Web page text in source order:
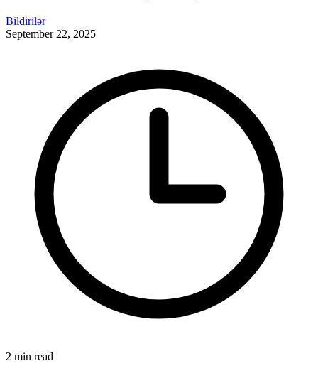
Bildirilər
September 22, 2025
2 min read